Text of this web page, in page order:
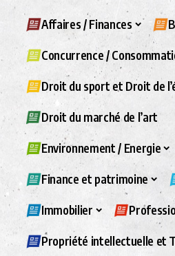
Affaires / Finances
Concurrence /
Droit du sport et Droit de
Droit du marché de l’art
Environnement / Energie
Finance et patrimoine
Immobilier
Propriété intellectuelle et